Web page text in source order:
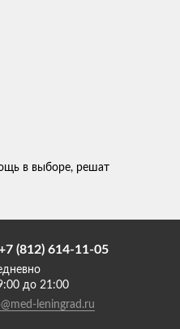
в выборе, решат
(812) 614-11-05
до 21:00
leningrad.ru